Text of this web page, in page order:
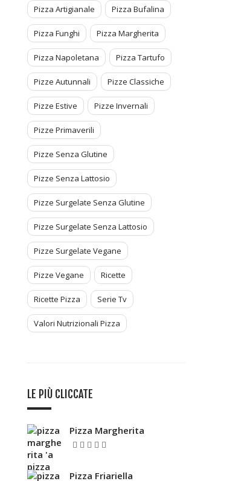
Pizza Artigianale Pizza Bufalina
Pizza Funghi Pizza Margherita
Pizza Napoletana Pizza Tartufo
Pizze Autunnali Pizze Classiche
Pizze Estive Pizze Invernali
Pizze Primaverili
Pizze Senza Glutine
Pizze Senza Lattosio
Pizze Surgelate Senza Glutine
Pizze Surgelate Senza Lattosio
Pizze Surgelate Vegane
Pizze Vegane Ricette
Ricette Pizza Serie Tv
Valori Nutrizionali Pizza
LE PIÙ CLICCATE
Pizza Margherita
Pizza Friariella